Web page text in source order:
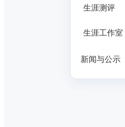
生涯测评
生涯工作室
新闻与公示